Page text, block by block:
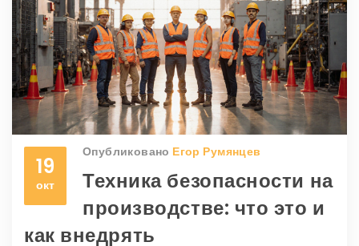
19
окт
Опубликовано Егор Румянцев
Техника безопасности на
производстве: что это и
как внедрять